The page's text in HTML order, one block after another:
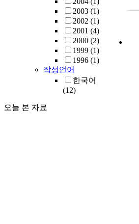
2003 (1)
2002 (1)
2001 (4)
2000 (2)
1999 (1)
1996 (1)
작성언어
한국어
(12)
오늘 본 자료